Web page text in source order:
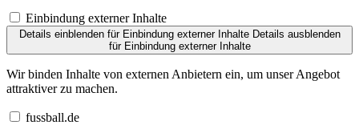
Einbindung externer Inhalte
Details einblendenfür Einbindung externer Inhalte Details ausblenden
für Einbindung externer Inhalte
Wir binden Inhalte von externen Anbietern ein, um unser Angebot
attraktiver zu machen.
fussball.de